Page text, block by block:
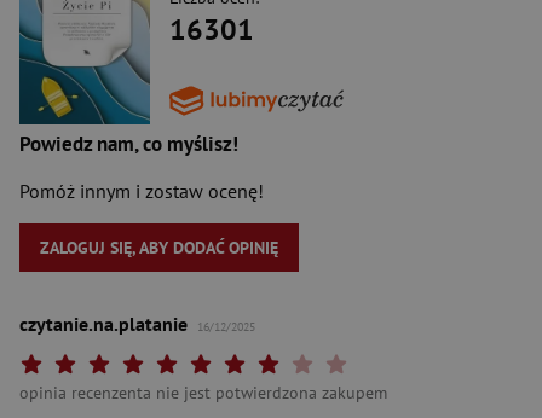
16301
Powiedz nam, co myślisz!
Pomóż innym i zostaw ocenę!
ZALOGUJ SIĘ, ABY DODAĆ OPINIĘ
czytanie.na.platanie 16/12/2025
Twoja ocena: Arcydzieło
Twoja ocena: Wybitna 9/10"
Twoja ocena: Rewelacyjna 8/10"
Twoja ocena: Bardzo dobra 7/10"
Twoja ocena: Dobra 6/10"
Twoja ocena: Przeciętna 5/10"
Twoja ocena: Może być 4/10"
Twoja ocena: Słaba 3/10"
Twoja ocena: Bardzo słaba 2/10"
Twoja ocena: Beznadziejna 1/10"
opinia recenzenta nie jest potwierdzona zakupem